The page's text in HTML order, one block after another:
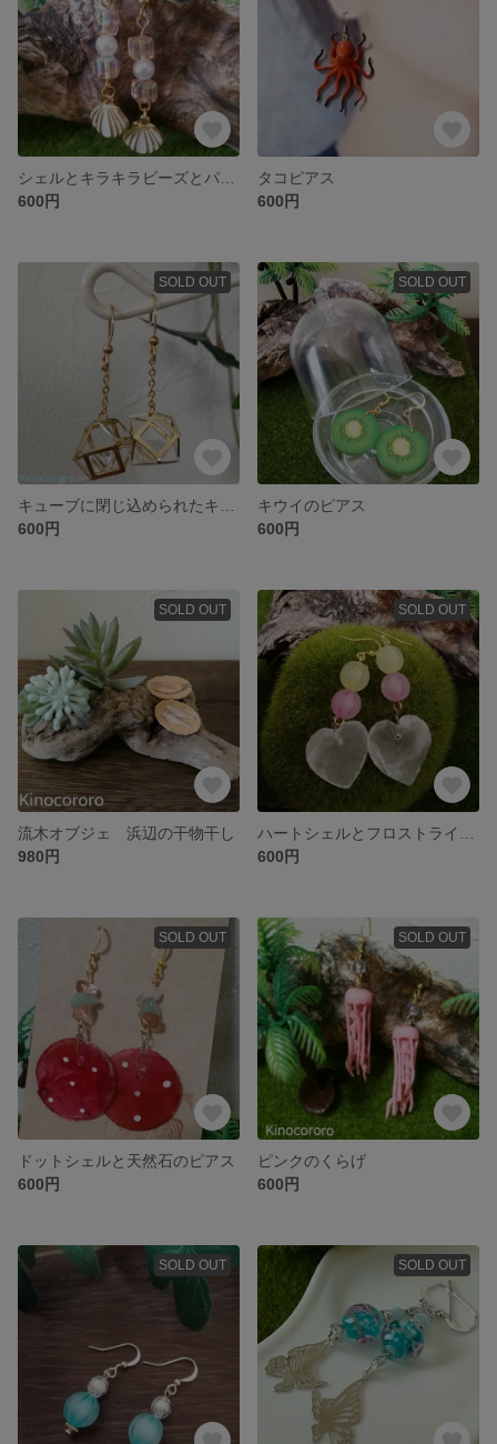
600円
タコピアス
600円
SOLD OUT
600円
SOLD OUT
キウイのピアス
600円
SOLD OUT
流木オブジェ 浜辺の干物干し
980円
SOLD OUT
600円
SOLD OUT
ドットシェルと天然石のピアス
600円
SOLD OUT
ピンクのくらげ
600円
SOLD OUT SOLD OUT